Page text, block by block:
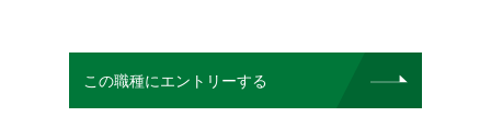
この職種にエントリーする